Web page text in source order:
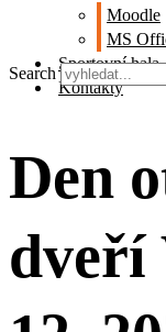
Moodle
MS
Sportovní hala
Kontakty
Search
Den
dveří